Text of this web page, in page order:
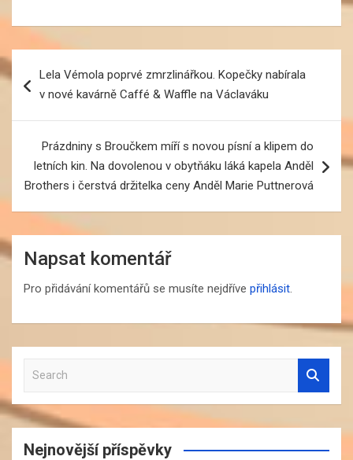
Navigace
proLela Vémola poprvé zmrzlinářkou. Kopečky nabírala
v nové kavárně Caffé & Waffle na Václaváku
Prázdniny s Broučkem míří s novou písní a klipem do
letních kin. Na dovolenou v obytňáku láká kapela Anděl
Brothers i čerstvá držitelka ceny Anděl Marie Puttnerová
Napsat komentář
Pro přidávání komentářů se musíte nejdříve přihlásit.
a
r
c
Nejnovější příspěvky